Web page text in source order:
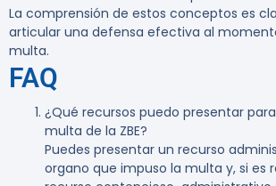
La comprensión de estos conceptos es
articular una defensa efectiva al
multa.
FAQ
¿Qué recursos puedo presentar
multa de la ZBE?
Puedes presentar un recurso
organo que impuso la multa y, si es